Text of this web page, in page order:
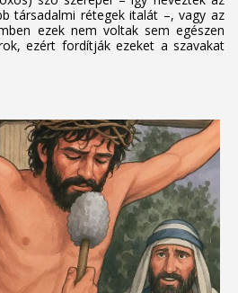
társadalmi rétegek italát –, vagy az
ezek nem voltak sem egészen
ezért fordítják ezeket a szavakat